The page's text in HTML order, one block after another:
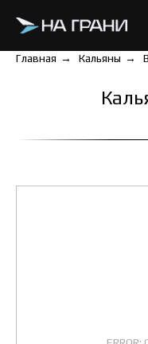
Главная → Кальяны →